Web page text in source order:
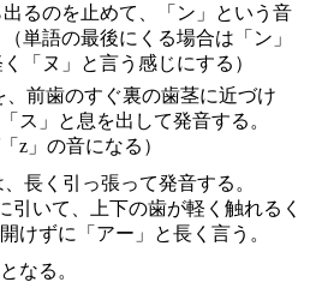
るのを止めて、「ン」という音
単語の最後にくる場合は「ン」
「ヌ」と言う感じにする）
、前歯のすぐ裏の歯茎に近づけ
ス」と息を出して発音する。
z」の音になる）
、長く引っ張って発音する。
引いて、上下の歯が軽く触れるく
けずに「アー」と長く言う。
なる。